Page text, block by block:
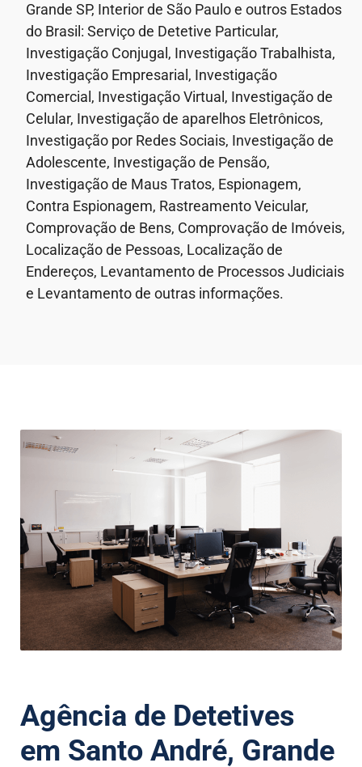
Grande SP, Interior de São Paulo e outros Estados
do Brasil: Serviço de Detetive Particular,
Investigação Conjugal, Investigação Trabalhista,
Investigação Empresarial, Investigação
Comercial, Investigação Virtual, Investigação de
Celular, Investigação de aparelhos Eletrônicos,
Investigação por Redes Sociais, Investigação de
Adolescente, Investigação de Pensão,
Investigação de Maus Tratos, Espionagem,
Contra Espionagem, Rastreamento Veicular,
Comprovação de Bens, Comprovação de Imóveis,
Localização de Pessoas, Localização de
Endereços, Levantamento de Processos Judiciais
e Levantamento de outras informações.
Agência de Detetives
em Santo André, Grande